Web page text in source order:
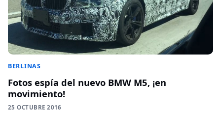
BERLINAS
Fotos espía del nuevo BMW M5, ¡en
movimiento!
25 OCTUBRE 2016